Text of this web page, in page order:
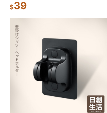
式抹布 濕紙巾
$39